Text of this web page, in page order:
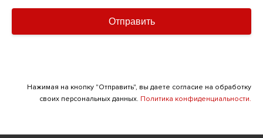
Отправить
Нажимая на кнопку "Отправить", вы даете согласие на обработку
своих персональных данных. Политика конфиденциальности.